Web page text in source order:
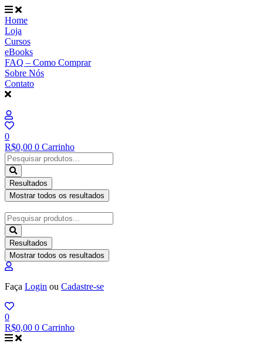
Ir
para
o
conteúdo
Home
Loja
Cursos
eBooks
FAQ – Como Comprar
Sobre Nós
Contato
0
R$0,00 0 Carrinho
Pesquisar
...
Resultados
Mostrar todos os resultados
Pesquisar
...
Resultados
Mostrar todos os resultados
Faça Login ou Cadastre-se
0
R$0,00 0 Carrinho